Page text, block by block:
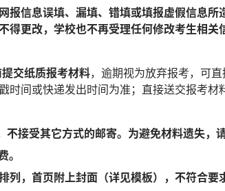
报信息误填、漏填、错填或填报虚假信息
得更改，学校也不再受理任何修改考生相关
交纸质报考材料，逾期视为放弃报考，可
时间或快递发出时间为准；直接送交报考材
不接受其它方式的邮寄。为避免材料遗失，
。
列，首页附上封面（详见模板），不符合要